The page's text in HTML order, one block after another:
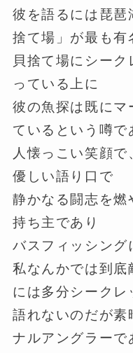
彼を語るには琵琶
捨て場」が最も有
貝捨て場にシー
っている上に
彼の魚探は既にマ
ているという噂で
人懐っこい笑顔で
優しい語り口で
静かなる闘志を燃
持ち主であり
バスフィッシング
私なんかでは到底
には多分シークレ
語れないのだが素
ナルアングラーで